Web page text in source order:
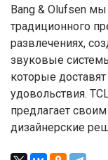
Bang & Olufsen
традиционного
развлечениях,
звуковые
которые
удовольствия.
предлагает
дизайнерские